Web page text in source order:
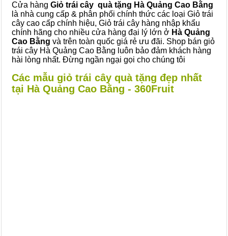
Cửa hàng Giỏ trái cây quà tặng Hà Quảng Cao Bằng
là nhà cung cấp & phân phối chính thức các loại Giỏ trái
cây cao cấp chính hiệu, Giỏ trái cây hàng nhập khẩu
chính hãng cho nhiều cửa hàng đại lý lớn ở Hà Quảng
Cao Bằng và trên toàn quốc giá rẻ ưu đãi. Shop bán giỏ
trái cây Hà Quảng Cao Bằng luôn bảo đảm khách hàng
hài lòng nhất. Đừng ngần ngại gọi cho chúng tôi
Các mẫu giỏ trái cây quà tặng đẹp nhất
tại Hà Quảng Cao Bằng - 360Fruit